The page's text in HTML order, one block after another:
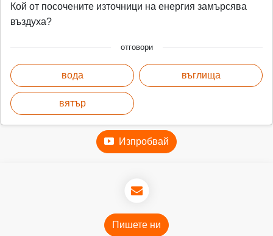
Кой от посочените източници на енергия замърсява
въздуха?
отговори
вода
вятър
въглища
Изпробвай
Пишете ни